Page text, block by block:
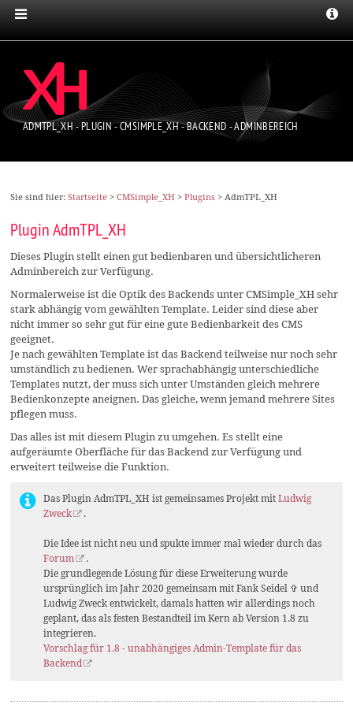
ADMTPL_XH - PLUGIN - CMSIMPLE_XH - BACKEND - ADMINBEREICH
Sie sind hier:Startseite >CMSimple_XH >Plugins >AdmTPL_XH
Plugin AdmTPL_XH
Dieses Plugin stellt einen gut bedienbaren und übersichtlicheren
Adminbereich zur Verfügung.
Normalerweise ist die Optik des Backends unter CMSimple_XH sehr
stark abhängig vom gewählten Template. Leider sind diese aber
nicht immer so sehr gut für eine gute Bedienbarkeit des CMS
geeignet.
Je nach gewählten Template ist das Backend teilweise nur noch sehr
umständlich zu bedienen. Wer sprachabhängig unterschiedliche
Templates nutzt, der muss sich unter Umständen gleich mehrere
Bedienkonzepte aneignen. Das gleiche, wenn jemand mehrere Sites
pflegen muss.
Das alles ist mit diesem Plugin zu umgehen. Es stellt eine
aufgeräumte Oberfläche für das Backend zur Verfügung und
erweitert teilweise die Funktion.
Das Plugin AdmTPL_XH ist gemeinsames Projekt mitLudwig
Zweck
.
Die Idee ist nicht neu und spukte immer mal wieder durch das
Forum
.
Die grundlegende Lösung für diese Erweiterung wurde
ursprünglich im Jahr 2020 gemeinsam mit Fank Seidel ✞ und
Ludwig Zweck entwickelt, damals hatten wir allerdings noch
geplant, das als festen Bestandteil im Kern ab Version 1.8 zu
integrieren.
Vorschlag für 1.8 - unabhängiges Admin-Template für das
Backend